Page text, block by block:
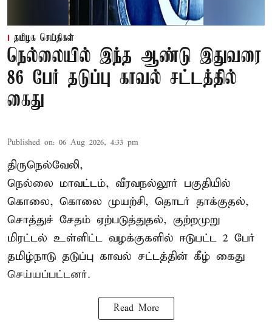
தமிழக செய்திகள்
நெல்லையில் இந்த ஆண்டு இதுவரை
86 பேர் தடுப்பு காவல் சட்டத்தில்
கைது
Published on: 06 Aug 2026, 4:33 pm
திருநெல்வேலி,
நெல்லை மாவட்டம், வீரவநல்லூர் பகுதியில்
கொலை, கொலை முயற்சி, தொடர் தாக்குதல்,
சொத்துச் சேதம் ஏற்படுத்துதல், குற்றமுறு
மிரட்டல் உள்ளிட்ட வழக்குகளில் ஈடுபட்ட 2 பேர்
தமிழ்நாடு தடுப்பு காவல் சட்டத்தின் கீழ் கைது
செய்யப்பட்டனர்.
Read More